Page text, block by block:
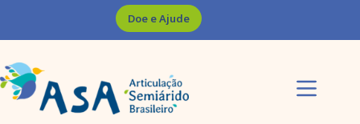
Doe e Ajude